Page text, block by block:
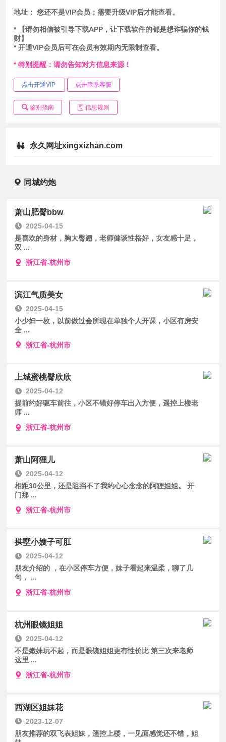
地址： 您还不是VIP会员；需要升级VIP后才能查看。
* 【请勿相信被引导下载APP，让下载软件的都是想诈骗你的钱
财】
* 开通VIP会员后可在会员有效期内无限制查看。
* 特别提醒：请勿告知对方信息来源！
点击开通VIP 点击联系客服
鉴别指南 信息规则
永久网址xingxizhan.com
同城约炮
萧山肥臀bbw
2025-04-15
是喜欢的身材，胸大臀翘，老师健谈性格好，女友感十足，
双 ...
浙江省-杭州市
滨江气质美女
2025-04-15
小少妇一枚，以前做过会所现在单独个人开课，小区有房安
全 ...
浙江省-杭州市
上城蜜桃臀欣欣
2025-04-12
提前约好驱车前往，小区不错好停车出入方便，遥控上楼老
师 ...
浙江省-杭州市
萧山阿狸儿
2025-04-12
相距30公里，还是阻挡不了我约心心念念的阿狸姐姐。 开
门那 ...
浙江省-杭州市
拱墅小嫂子可肛
2025-04-12
朋友介绍的 ，在小区停车方便，妹子看起来温柔，聊了几
句， ...
浙江省-杭州市
杭州眼镜姐姐
2025-04-12
不是嫩妹玩不起，而是眼镜姐姐更有性价比 第三次来老师
这里 ...
浙江省-杭州市
西湖区姐妹花
2023-12-07
朋友推荐的双飞表姐妹，遥控上楼，一见面感觉还不错，姐